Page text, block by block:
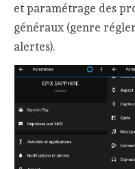
et paramétrage des
généraux (genre
alertes).